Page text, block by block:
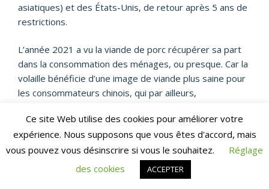
asiatiques) et des États-Unis, de retour après 5 ans de
restrictions.
L’année 2021 a vu la viande de porc récupérer sa part
dans la consommation des ménages, ou presque. Car la
volaille bénéficie d’une image de viande plus saine pour
les consommateurs chinois, qui par ailleurs,
restauration hors domicile, la livraison et les produits
élaborés. À long terme, la production de volailles
chinoise devrait évoluer vers une consolidation des
filières, notamment autour de la maitrise des outils
d’abattage et l’accroissement des capacités de
Ce site Web utilise des cookies pour améliorer votre
expérience. Nous supposons que vous êtes d'accord, mais
vous pouvez vous désinscrire si vous le souhaitez.
Réglage
des cookies
ACCEPTER